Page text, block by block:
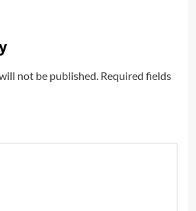
not be published. Required fields